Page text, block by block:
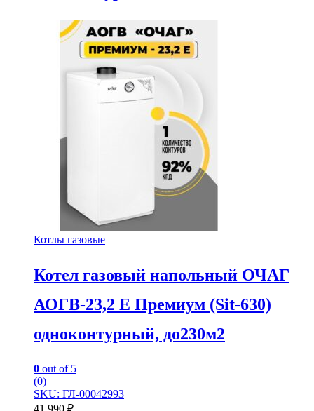
Котлы газовые
Котел газовый напольный ОЧАГ
АОГВ-23,2 Е Премиум (Sit-630)
одноконтурный, до230м2
0 out of 5
(0)
SKU: ГЛ-00042993
41 990 ₽